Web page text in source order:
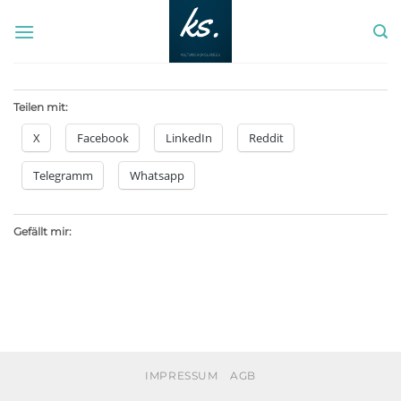
Inhalt
Teilen mit:
X Facebook LinkedIn Reddit
Telegramm Whatsapp
Gefällt mir:
IMPRESSUM AGB